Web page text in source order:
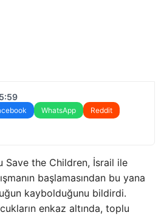
WhatsApp
Reddit
Save the Children, İsrail ile
başlamasından bu yana
kaybolduğunu bildirdi.
enkaz altında, toplu